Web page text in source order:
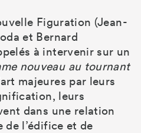
Figuration (Jean-
et Bernard
à intervenir sur un
nouveau au tournant
majeures par leurs
leurs
dans une relation
l’édifice et de